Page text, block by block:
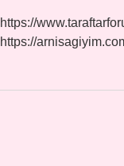
https://
https://